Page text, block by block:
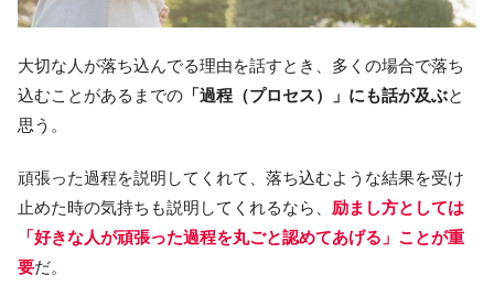
大切な人が落ち込んでる理由を話すとき、多くの場合で落ち
込むことがあるまでの 「過程（プロセス）」にも話が及ぶと
思う。
頑張った過程を説明してくれて、落ち込むような結果を受け
止めた時の気持ちも説明してくれるなら、 励まし方としては
「好きな人が頑張った過程を丸ごと認めてあげる」ことが重
要だ。